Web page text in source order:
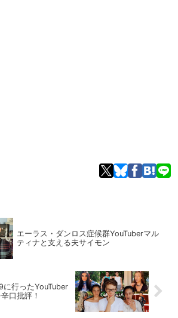
エーラス・ダンロス症候群YouTuberマル
ティナと支える夫サイモン
に行ったYouTuber
口批評！